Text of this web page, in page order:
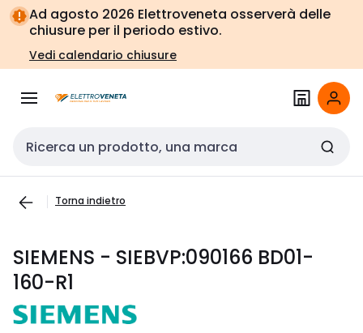
Vai alla
navigazione
Vai
alla
pagina
Ad agosto 2026 Elettroveneta osserverà delle
chiusure per il periodo estivo.
Vedi calendario chiusure
Cerca input
Torna indietro
SIEMENS - SIEBVP:090166 BD01-
160-R1